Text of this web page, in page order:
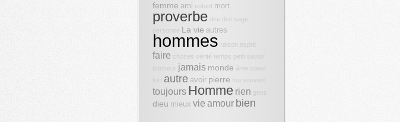
femme ami enfant mort
proverbe dire doit sage
La vie autres
hommes raison esprit
faire choses vérité temps petit
savoir
jamais monde âme
autre avoir pierre fou souvent
toujours Homme rien
dieu mieux vie amour bien